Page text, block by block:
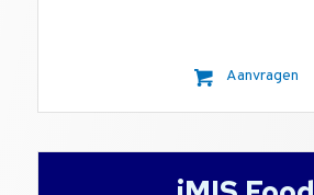
Aanvragen